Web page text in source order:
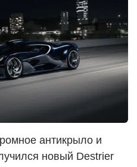
антикрыло и
новый Destrier